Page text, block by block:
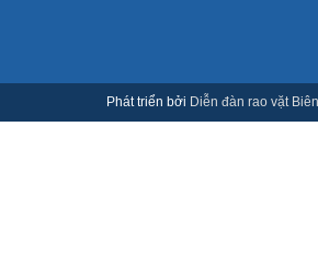
Phát triển bởi Diễn đàn rao vặt